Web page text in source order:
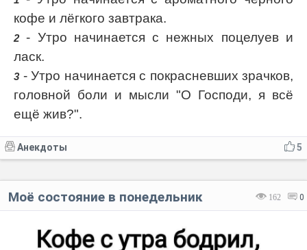
кофе и лёгкого завтрака.
2- Утро начинается с нежных поцелуев и
ласк.
3- Утро начинается с покрасневших зрачков,
головной боли и мысли "О Господи, я всё
ещё жив?".
5
Анекдоты
162 0
Моё состояние в понедельник